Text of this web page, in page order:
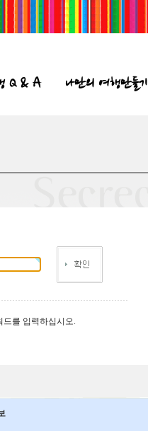
Q & A 나만의 여행만들기
드를 입력하십시오.